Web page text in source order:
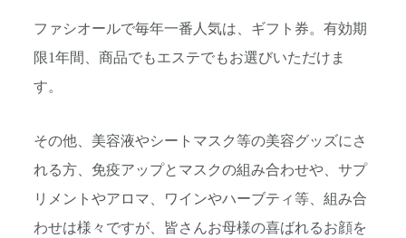
ファシオールで毎年一番人気は、ギフト券。有効期
限1年間、商品でもエステでもお選びいただけま
す。
その他、美容液やシートマスク等の美容グッズにさ
れる方、免疫アップとマスクの組み合わせや、サプ
リメントやアロマ、ワインやハーブティ等、組み合
わせは様々ですが、皆さんお母様の喜ばれるお顔を